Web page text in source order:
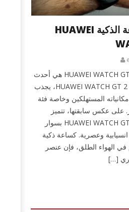
مراجعة للساعة الذكية HUAWEI
الساعة الذكية HUAWEI WATCH GT 2e هي أحدث
إصدار في سلسلة HUAWEI WATCH GT 2، يجذب
المستهلكين وخاصة فئة
على عكس سابقتها، تتميز
الساعة الذكية HUAWEI WATCH GT 2e بسوار
انسيابية وعصرية. كساعة ذكية
الهواء الطلق، فإن عنصر
[…]